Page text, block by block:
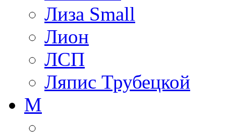
Лиза Small
Лион
ЛСП
Ляпис Трубецкой
М